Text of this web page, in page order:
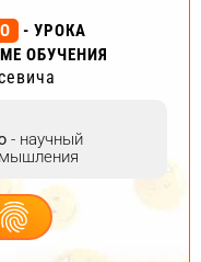
- УРОКА
ОБУЧЕНИЯ
- научный
мышления